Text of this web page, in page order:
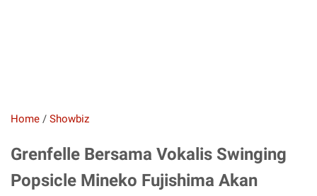
Home / Showbiz
Grenfelle Bersama Vokalis Swinging
Popsicle Mineko Fujishima Akan